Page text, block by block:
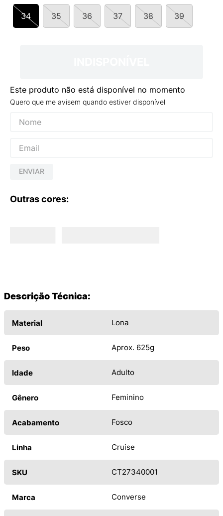
34 35 36 37 38 39
Este produto não está disponível no momento
Quero que me avisem quando estiver disponível
ENVIAR
Outras cores:
Descrição Técnica:
Material Lona
Peso Aprox. 625g
Idade Adulto
Gênero Feminino
Acabamento Fosco
Linha Cruise
SKU CT27340001
Marca Converse
9º
VANS TÊNIS VANS ULTRARANGE
10º NEW BALANCE 204L